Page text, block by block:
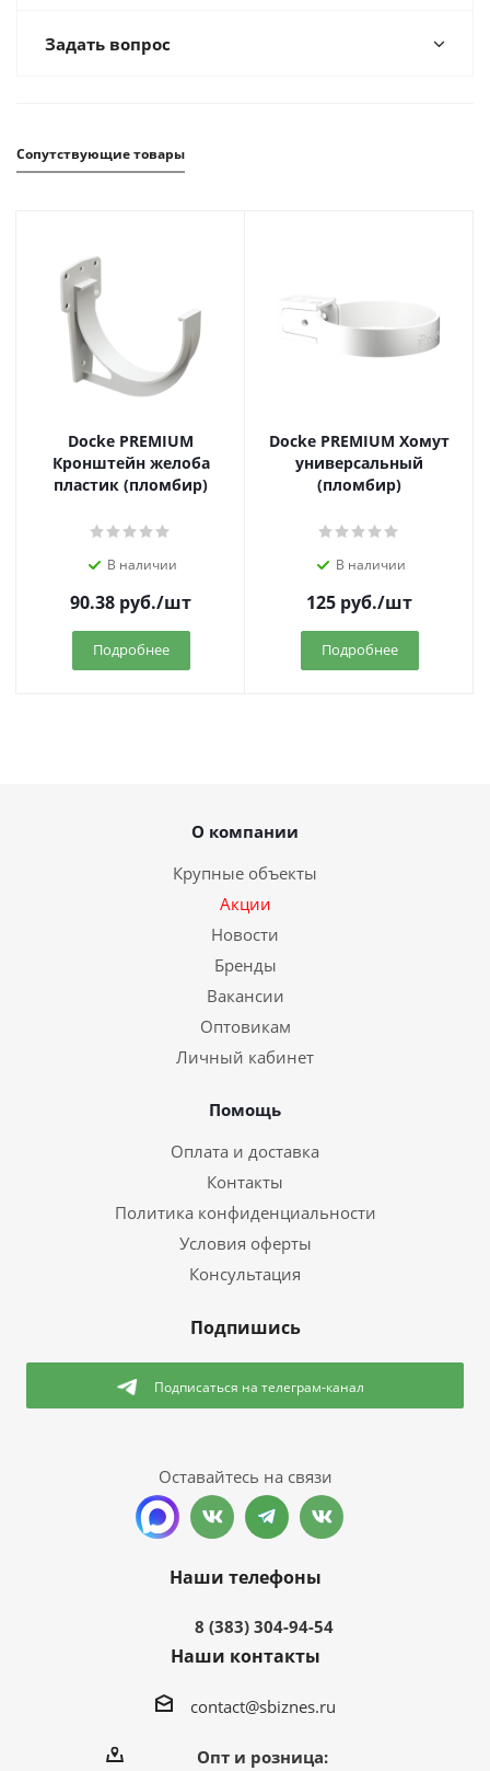
Задать вопрос
Сопутствующие товары
Docke PREMIUM
Кронштейн желоба
пластик (пломбир)
В наличии
90.38 руб./шт
Подробнее
Docke PREMIUM Хомут
универсальный
(пломбир)
В наличии
125 руб./шт
Подробнее
О компании
Крупные объекты
Акции
Новости
Бренды
Вакансии
Оптовикам
Личный кабинет
Помощь
Оплата и доставка
Контакты
Политика конфиденциальности
Условия оферты
Консультация
Подпишись
Подписаться на телеграм-канал
Оставайтесь на связи
Наши телефоны
8 (383) 304-94-54
Наши контакты
contact@sbiznes.ru
Опт и розница: